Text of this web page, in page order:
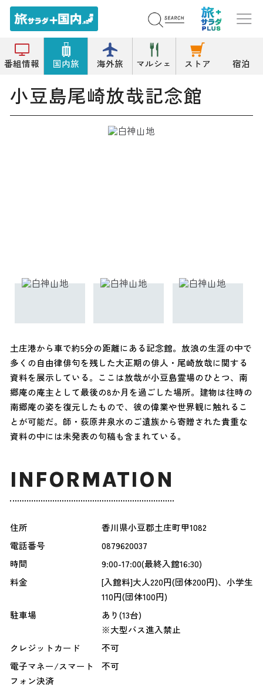
番組情報 国内旅 海外旅 マルシェ ストア 宿泊
トップ 記念館 小豆島尾崎放哉記念館
小豆島尾崎放哉記念館
土庄港から車で約5分の距離にある記念館。放浪の生涯の中で
多くの自由律俳句を残した大正期の俳人・尾崎放哉に関する
資料を展示している。ここは放哉が小豆島霊場のひとつ、南
郷庵の庵主として最後の8か月を過ごした場所。建物は往時の
南郷庵の姿を復元したもので、彼の偉業や世界観に触れるこ
とが可能だ。師・荻原井泉水のご遺族から寄贈された貴重な
資料の中には未発表の句稿も含まれている。
INFORMATION
住所
香川県小豆郡土庄町甲1082
電話番号
0879620037
時間
9:00-17:00(最終入館16:30)
料金
[入館料]大人220円(団体200円)、小学生
110円(団体100円)
駐車場
あり(13台)
※大型バス進入禁止
クレジットカード
不可
電子マネー/スマート
フォン決済
不可